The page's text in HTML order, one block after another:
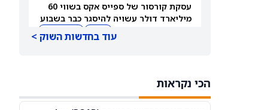
עסקת קורסור של ספייס אקס בשווי 60
מיליארד דולר עשויה להיסגר כבר בשבוע
לטסלה
עוד בחדשות השוק >
הכי נקראות